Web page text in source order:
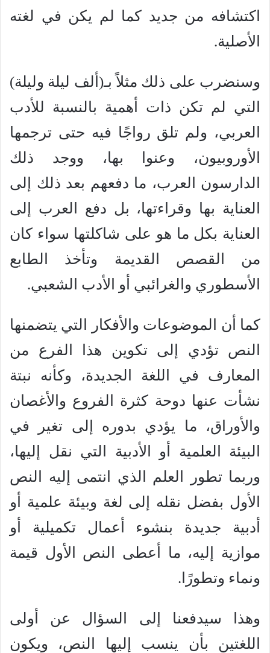
اكتشافه من جديد كما لم يكن في لغته
الأصلية.
وسنضرب على ذلك مثلاً بـ(ألف ليلة وليلة)
التي لم تكن ذات أهمية بالنسبة للأدب
العربي، ولم تلق رواجًا فيه حتى ترجمها
الأوروبيون، وعنوا بها، ووجد ذلك
الدارسون العرب، ما دفعهم بعد ذلك إلى
العناية بها وقراءتها، بل دفع العرب إلى
العناية بكل ما هو على شاكلتها سواء كان
من القصص القديمة وتأخذ الطابع
الأسطوري والغرائبي أو الأدب الشعبي.
كما أن الموضوعات والأفكار التي يتضمنها
النص تؤدي إلى تكوين هذا الفرع من
المعارف في اللغة الجديدة، وكأنه نبتة
نشأت عنها دوحة كثرة الفروع والأغصان
والأوراق، ما يؤدي بدوره إلى تغير في
البيئة العلمية أو الأدبية التي نقل إليها،
وربما تطور العلم الذي انتمى إليه النص
الأول بفضل نقله إلى لغة وبيئة علمية أو
أدبية جديدة بنشوء أعمال تكميلية أو
موازية إليه، ما أعطى النص الأول قيمة
ونماء وتطورًا.
وهذا سيدفعنا إلى السؤال عن أولى
اللغتين بأن ينسب إليها النص، ويكون